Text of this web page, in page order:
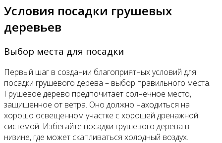
Условия посадки грушевых
деревьев
Выбор места для посадки
Первый шаг в создании благоприятных условий для
посадки грушевого дерева – выбор правильного места.
Грушевое дерево предпочитает солнечное место,
защищенное от ветра. Оно должно находиться на
хорошо освещенном участке с хорошей дренажной
системой. Избегайте посадки грушевого дерева в
низине, где может скапливаться холодный воздух.